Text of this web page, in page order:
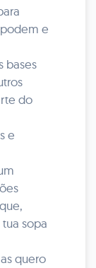
e
bases
do
e
sopa
quero